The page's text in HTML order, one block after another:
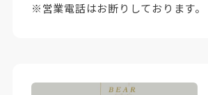
※営業電話はお断りしております。